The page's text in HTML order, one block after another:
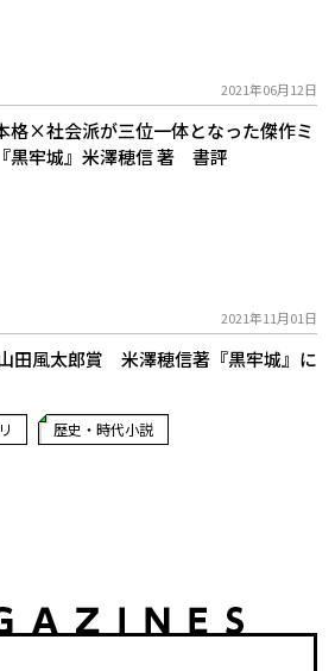
2021年06月12日
×社会派が三位一体となった傑作ミ
『黒牢城』米澤穂信 著 書評
2021年11月01日
田風太郎賞 米澤穂信著『黒牢城』に
歴史・時代小説